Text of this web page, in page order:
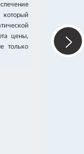
цены,
только